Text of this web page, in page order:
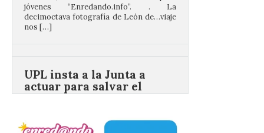
castillo del Asmesnal, un
BIC en estado de ruina